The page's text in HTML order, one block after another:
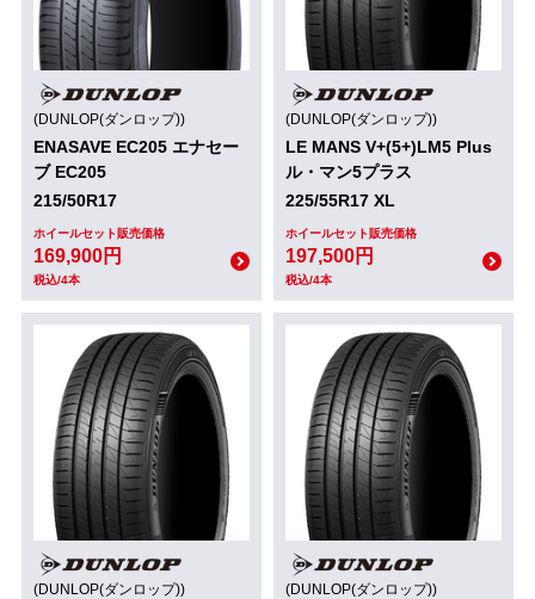
(DUNLOP(ダンロップ))
ENASAVE EC205 エナセー
ブ EC205
215/50R17
ホイールセット販売価格
169,900円
税込/4本
(DUNLOP(ダンロップ))
LE MANS V+(5+)LM5 Plus
ル・マン5プラス
225/55R17 XL
ホイールセット販売価格
197,500円
税込/4本
(DUNLOP(ダンロップ)) (DUNLOP(ダンロップ))